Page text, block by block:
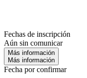
Fechas de inscripción
Aún sin comunicar
Más información
Más información
Fecha por confirmar